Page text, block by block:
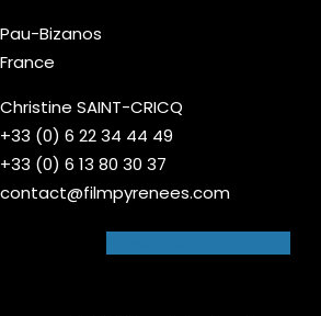
Pau-Bizanos
France
Christine SAINT-CRICQ
+33 (0) 6 22 34 44 49
+33 (0) 6 13 80 30 37
contact@filmpyrenees.com